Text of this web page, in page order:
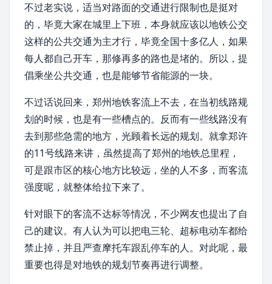
不过老实说，适当对路面的交通进行限制也是挺对
的，毕竟大家在城里上下班，本身就应该以地铁公交
这样的公共交通为主才行，毕竟全国十多亿人，如果
每人都自己开车，那修再多的路也是堵的。所以，提
倡乘坐公共交通，也是能够节省能源的一块。
不过话说回来，郑州地铁客流上不去，在当初线路规
划的时候，也是有一些槽点的。反而有一些线路没有
去到那些急需的地方，光顾着长远的规划。就拿郑许
的11号线路来讲，虽然提高了郑州的地铁总里程，
可是跟市区的核心地方比较远，坐的人不多，而客流
强度呢，就整体给拉下来了。
针对眼下的客流不达标等情况，不少网友也提出了自
己的建议。有人认为可以把电三轮、超标电动车都给
禁止掉，并且严查摩托车跟乱停车的人。对此呢，最
重要也得是对地铁的规划节奏再进行调整。